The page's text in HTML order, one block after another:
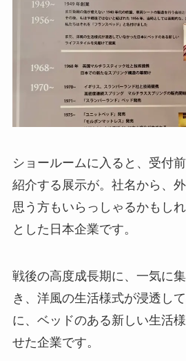
ショールームに入ると、受付
紹介する展示が。社名から、
思う方もいらっしゃるかもし
とした日本企業です。
戦後の高度成長期に、一気に
き、洋風の生活様式が浸透し
に、ベッドのある新しい生活
せた企業です。